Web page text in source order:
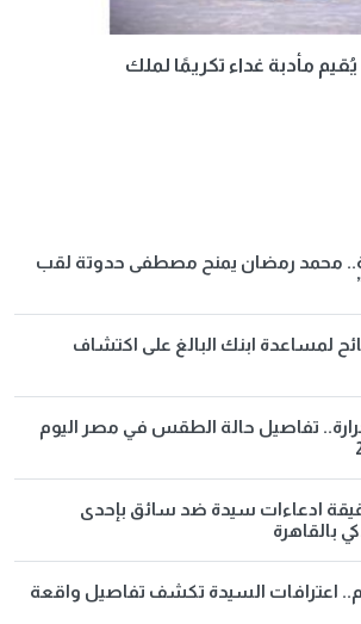
مأدبة غداء تكريمًا لملك
محمد رمضان يمنح مصطفى حدوتة لقب
لمساعدة ابنك البالغ على اكتشاف
تفاصيل حالة الطقس في مصر اليوم
ادعاءات سيدة ضد سائق بإحدى
بالقاهرة
اعترافات السيدة تكشف تفاصيل واقعة